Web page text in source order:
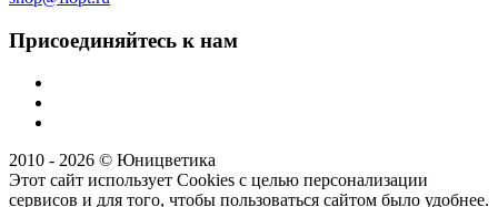
Присоединяйтесь к нам
2010 - 2026 © Юницветика
Этот сайт использует Cookies с целью персонализации
сервисов и для того, чтобы пользоваться сайтом было удобнее.